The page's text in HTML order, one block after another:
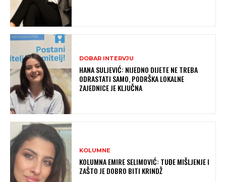
DOBAR INTERVJU
HANA SULJEVIĆ: NIJEDNO DIJETE NE TREBA
ODRASTATI SAMO, PODRŠKA LOKALNE
ZAJEDNICE JE KLJUČNA
KOLUMNE
KOLUMNA EMIRE SELIMOVIĆ: TUĐE MIŠLJENJE I
ZAŠTO JE DOBRO BITI KRINDŽ